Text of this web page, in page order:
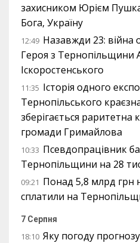
захисником Юрієм
Бога, Україну
12:49 Назавжди 23: війна
Героя з Тернопільщини
Іскоростенського
11:35 Історія одного
Тернопільського
зберігається раритетна
громади Гримайлова
10:33 Псевдопрацівник
Тернопільщини на 28
09:21 Понад 5,8 млрд грн
сплатили на
7 Серпня
18:10 Яку погоду